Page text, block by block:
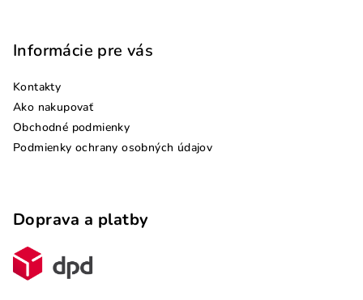
Informácie pre vás
Kontakty
Ako nakupovať
Obchodné podmienky
Podmienky ochrany osobných údajov
Doprava a platby